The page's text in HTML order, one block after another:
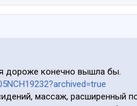
дороже конечно вышла бы.
массаж, расширенный